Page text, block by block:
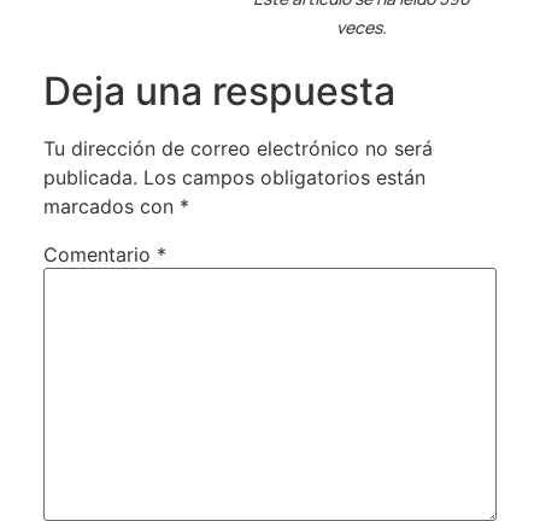
veces.
Deja una respuesta
Tu dirección de correo electrónico no será
publicada. Los campos obligatorios están
marcados con *
Comentario *